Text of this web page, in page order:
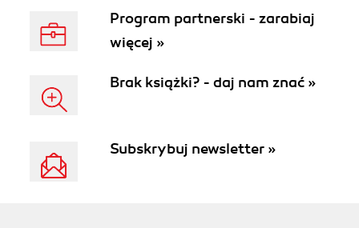
Program partnerski - zarabiaj
więcej »
Brak książki? - daj nam znać »
Subskrybuj newsletter »